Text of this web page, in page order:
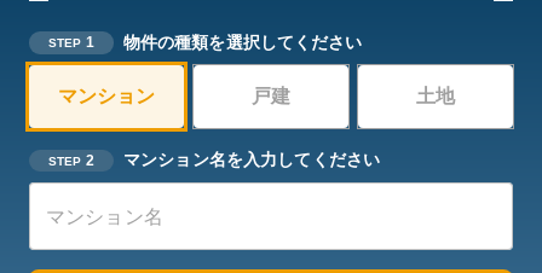
STEP 1 物件の種類を選択してください
マンション 戸建 土地
STEP 2 マンション名を入力してください